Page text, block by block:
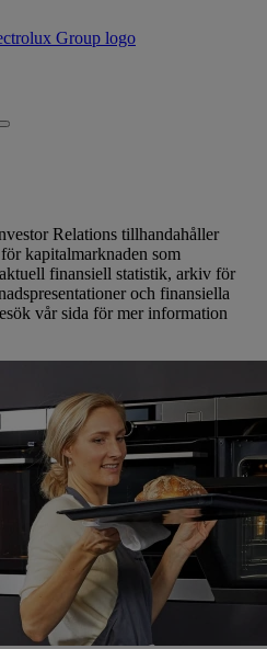
Relations tillhandahåller
kapitalmarknaden som
finansiell statistik, arkiv för
och finansiella
vår sida för mer information